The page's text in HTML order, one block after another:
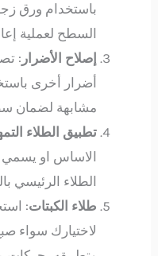
باستخدام ورق
السطح لعملية
إصلاح الأضرار :
أضرار أخرى
مشابهة لضمان
تطبيق الطلاء
الطلاء الرئيسي
طلاء الكبتات:
لاختيارك سواء